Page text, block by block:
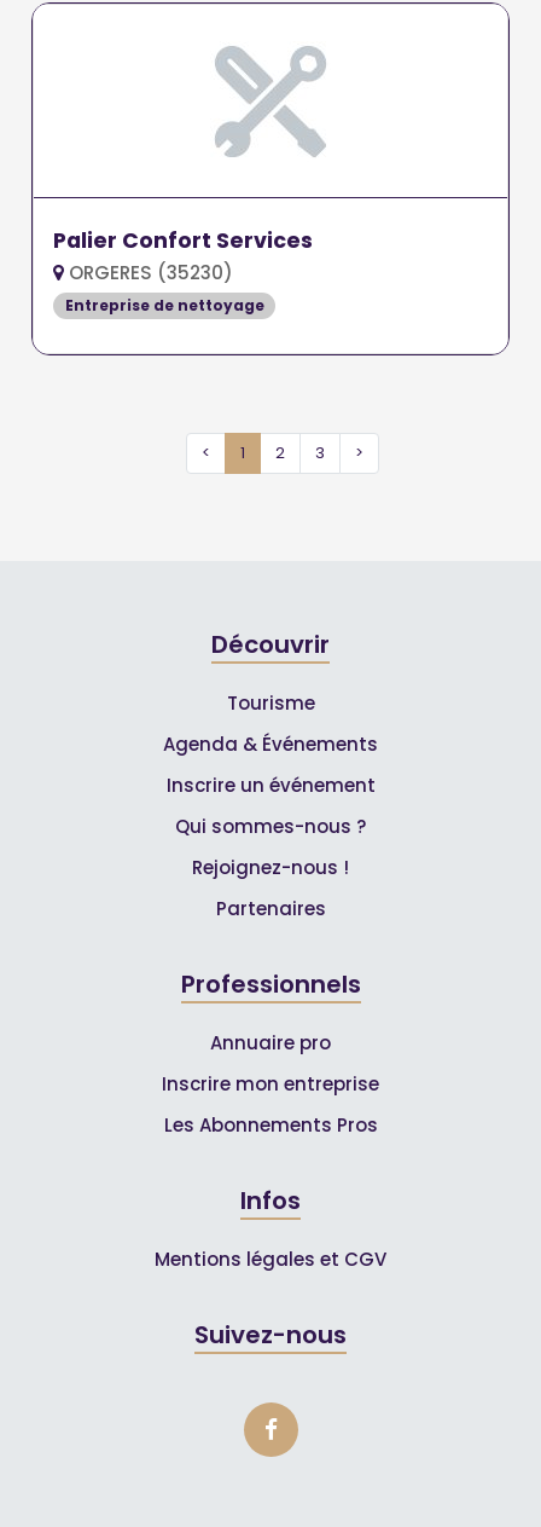
Palier Confort Services
ORGERES (35230)
Entreprise de nettoyage
< 1 2 3 >
Découvrir
Tourisme
Agenda & Événements
Inscrire un événement
Qui sommes-nous ?
Rejoignez-nous !
Partenaires
Professionnels
Annuaire pro
Inscrire mon entreprise
Les Abonnements Pros
Infos
Mentions légales et CGV
Suivez-nous